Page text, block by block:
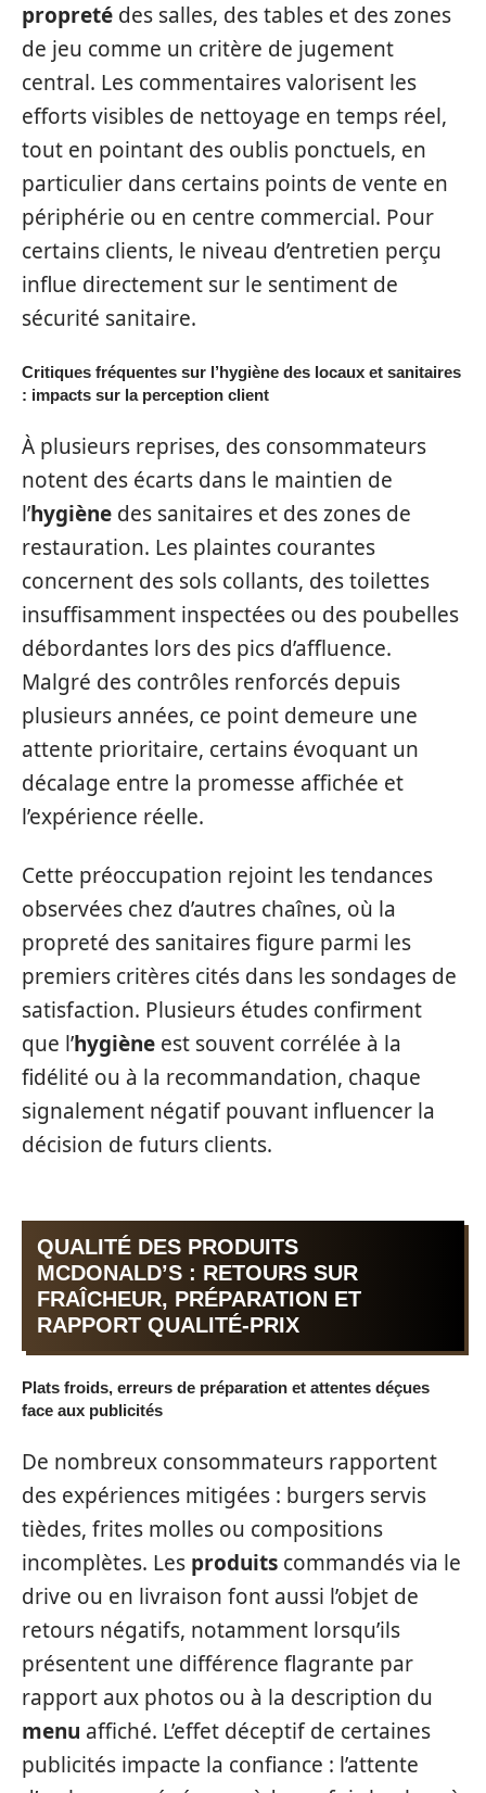
propreté des salles, des tables et des zones
de jeu comme un critère de jugement
central. Les commentaires valorisent les
efforts visibles de nettoyage en temps réel,
tout en pointant des oublis ponctuels, en
particulier dans certains points de vente en
périphérie ou en centre commercial. Pour
certains clients, le niveau d’entretien perçu
influe directement sur le sentiment de
sécurité sanitaire.
Critiques fréquentes sur l’hygiène des locaux et sanitaires
: impacts sur la perception client
À plusieurs reprises, des consommateurs
notent des écarts dans le maintien de
l’hygiène des sanitaires et des zones de
restauration. Les plaintes courantes
concernent des sols collants, des toilettes
insuffisamment inspectées ou des poubelles
débordantes lors des pics d’affluence.
Malgré des contrôles renforcés depuis
plusieurs années, ce point demeure une
attente prioritaire, certains évoquant un
décalage entre la promesse affichée et
l’expérience réelle.
Cette préoccupation rejoint les tendances
observées chez d’autres chaînes, où la
propreté des sanitaires figure parmi les
premiers critères cités dans les sondages de
satisfaction. Plusieurs études confirment
que l’hygiène est souvent corrélée à la
fidélité ou à la recommandation, chaque
signalement négatif pouvant influencer la
décision de futurs clients.
QUALITÉ DES PRODUITS
MCDONALD’S : RETOURS SUR
FRAÎCHEUR, PRÉPARATION ET
RAPPORT QUALITÉ-PRIX
Plats froids, erreurs de préparation et attentes déçues
face aux publicités
De nombreux consommateurs rapportent
des expériences mitigées : burgers servis
tièdes, frites molles ou compositions
incomplètes. Les produits commandés via le
drive ou en livraison font aussi l’objet de
retours négatifs, notamment lorsqu’ils
présentent une différence flagrante par
rapport aux photos ou à la description du
menu affiché. L’effet déceptif de certaines
publicités impacte la confiance : l’attente